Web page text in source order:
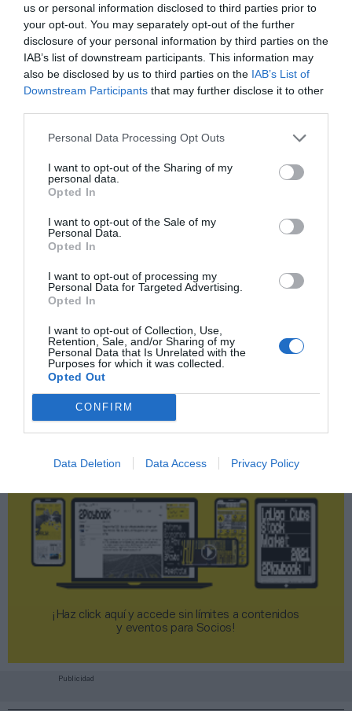
us or personal information disclosed to third parties prior to
your opt-out. You may separately opt-out of the further
disclosure of your personal information by third parties on the
IAB’s list of downstream participants. This information may
also be disclosed by us to third parties on the IAB’s List of
Downstream Participants that may further disclose it to other
Personal Data Processing Opt Outs
I want to opt-out of the Sharing of my
personal data.
Opted In
I want to opt-out of the Sale of my
Personal Data.
Opted In
I want to opt-out of processing my
Personal Data for Targeted Advertising.
Opted In
I want to opt-out of Collection, Use,
Retention, Sale, and/or Sharing of my
Personal Data that Is Unrelated with the
Purposes for which it was collected.
Opted Out
CONFIRM
Data Deletion Data Access Privacy Policy
Índex2P
Inversión pública
Añadir 2Playbookcomo fuente preferida de Google
de forma gratuita
Mantente informado con las últimas noticias de actualidad.
ACTIVAR AHORA
Publicidad
2Playbook Club2P
¡Haz click aquí y accede sin límites a contenidos
y eventos para Socios!​​​​​​​
Publicidad